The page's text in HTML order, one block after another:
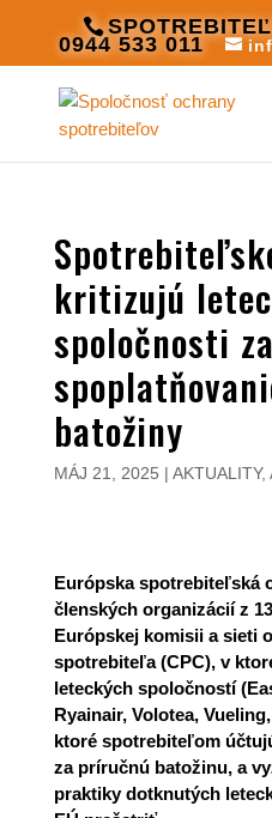
0944 533 011
kritizujú
spoločnosti za
batožiny
MÁJ 21, 2025 | AKTUALITY,
Európska spotrebiteľská
členských organizácií z
Európskej komisii a sieti
spotrebiteľa (CPC), v
leteckých spoločností
Ryainair, Volotea,
ktoré spotrebiteľom
za príručnú batožinu, a
praktiky dotknutých